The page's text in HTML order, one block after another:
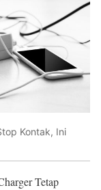
Kontak, Ini
Tetap